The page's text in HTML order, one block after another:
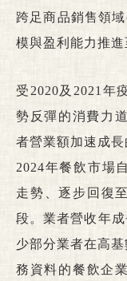
跨足商品銷售領
模與盈利能力推進
受2020及2021年
勢反彈的消費力
者營業額加速成
2024年餐飲市場
走勢、逐步回復
段。業者營收年
少部分業者在高
務資料的餐飲企